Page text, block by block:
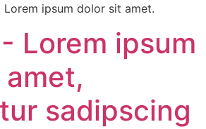
ipsum dolor sit amet.
Lorem ipsum
sadipscing